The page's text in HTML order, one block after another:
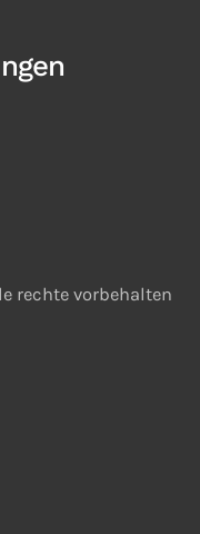
rechte vorbehalten